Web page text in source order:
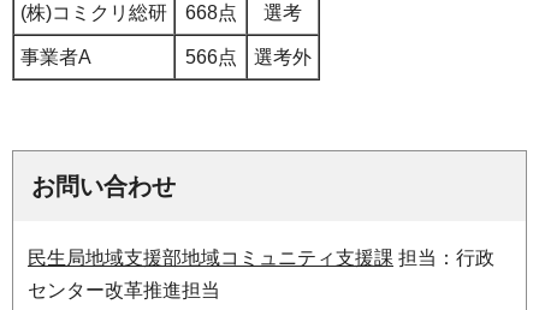
(株)コミクリ総研 668点 選考
事業者A 566点 選考外
お問い合わせ
民生局地域支援部地域コミュニティ支援課 担当：行政
センター改革推進担当